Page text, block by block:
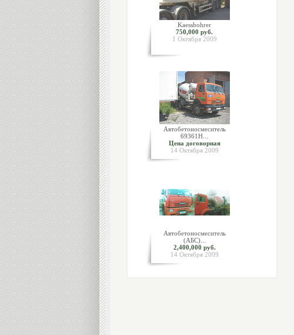
Kaessbohrer
750,000 руб.
1 Октября 2009
Автобетоносмеситель
69361Н...
Цена договорная
14 Октября 2009
Автобетоносмеситель
(АБС)...
2,400,000 руб.
14 Октября 2009